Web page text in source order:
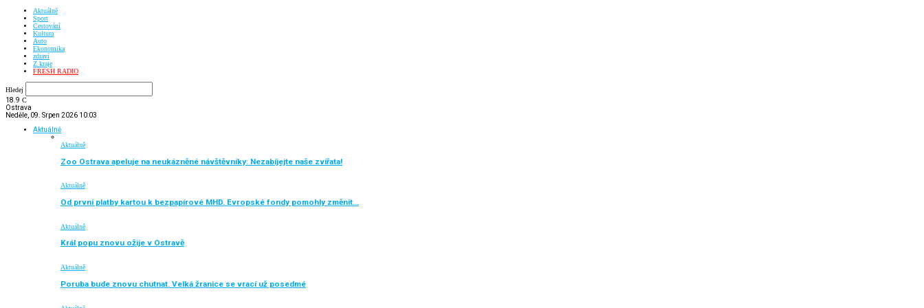
Aktuálně
Sport
Cestování
Kultura
Auto
Ekonomika
zdraví
Z kraje
FRESH RADIO
Hledej
18.9 C
Ostrava
Neděle, 09. Srpen 2026 10:03
Aktuálně
Aktuálně
Zoo Ostrava apeluje na neukázněné návštěvníky: Nezabíjejte naše zvířata!
Aktuálně
Od první platby kartou k bezpapírové MHD. Evropské fondy pomohly změnit…
Aktuálně
Král popu znovu ožije v Ostravě
Aktuálně
Poruba bude znovu chutnat. Velká žranice se vrací už posedmé